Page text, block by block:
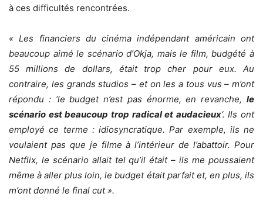
à ces difficultés rencontrées.
« Les financiers du cinéma indépendant américain ont
beaucoup aimé le scénario d’Okja, mais le film, budgété à
55 millions de dollars, était trop cher pour eux. Au
contraire, les grands studios – et on les a tous vus – m’ont
répondu : ‘le budget n’est pas énorme, en revanche, le
scénario est beaucoup trop radical et audacieux‘. Ils ont
employé ce terme : idiosyncratique. Par exemple, ils ne
voulaient pas que je filme à l’intérieur de l’abattoir. Pour
Netflix, le scénario allait tel qu’il était – ils me poussaient
même à aller plus loin, le budget était parfait et, en plus, ils
m’ont donné le final cut ».